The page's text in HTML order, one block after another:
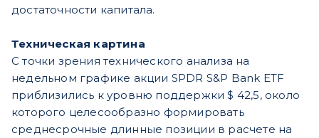
достаточности капитала.
Техническая картина
С точки зрения технического анализа на
недельном графике акции SPDR S&P Bank ETF
приблизились к уровню поддержки $ 42,5, около
которого целесообразно формировать
среднесрочные длинные позиции в расчете на